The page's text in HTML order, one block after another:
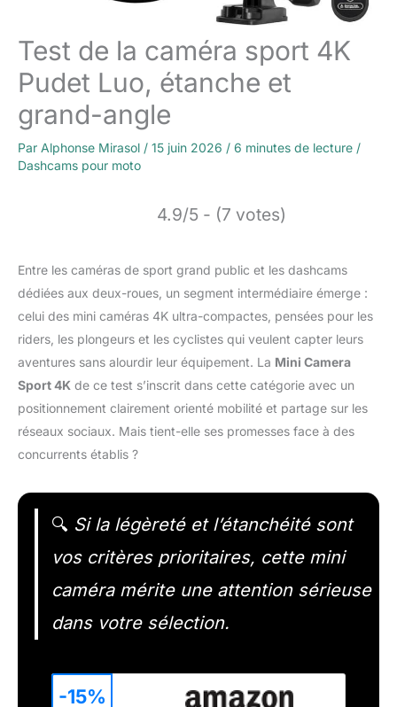
Test de la caméra sport 4K
Pudet Luo, étanche et
grand-angle
Par Alphonse Mirasol / 15 juin 2026 / 6 minutes de lecture /
Dashcams pour moto
4.9/5 - (7 votes)
Entre les caméras de sport grand public et les dashcams
dédiées aux deux-roues, un segment intermédiaire émerge :
celui des mini caméras 4K ultra-compactes, pensées pour les
riders, les plongeurs et les cyclistes qui veulent capter leurs
aventures sans alourdir leur équipement. La Mini Camera
Sport 4K de ce test s’inscrit dans cette catégorie avec un
positionnement clairement orienté mobilité et partage sur les
réseaux sociaux. Mais tient-elle ses promesses face à des
concurrents établis ?
🔍 Si la légèreté et l’étanchéité sont
vos critères prioritaires, cette mini
caméra mérite une attention sérieuse
dans votre sélection.
-15%